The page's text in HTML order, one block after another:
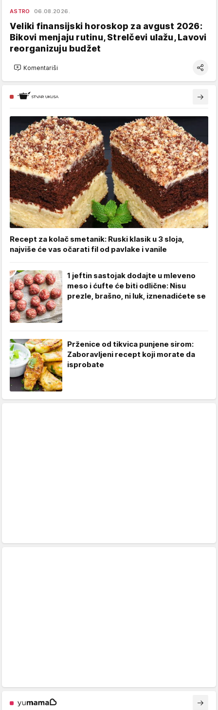
ASTRO 06.08.2026.
Veliki finansijski horoskop za avgust 2026:
Bikovi menjaju rutinu, Strelčevi ulažu, Lavovi
reorganizuju budžet
Komentariši
Recept za kolač smetanik: Ruski klasik u 3 sloja,
najviše će vas očarati fil od pavlake i vanile
1 jeftin sastojak dodajte u mleveno
meso i ćufte će biti odlične: Nisu
prezle, brašno, ni luk, iznenadićete se
Prženice od tikvica punjene sirom:
Zaboravljeni recept koji morate da
isprobate